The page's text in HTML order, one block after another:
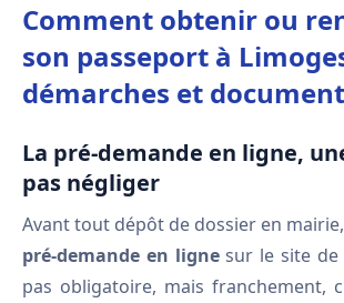
Comment obtenir ou
son passeport à
démarches et
La pré-demande en ligne,
pas négliger
Avant tout dépôt de dossier en
pré-demande en lignesur le site de
pas obligatoire, mais franchement,